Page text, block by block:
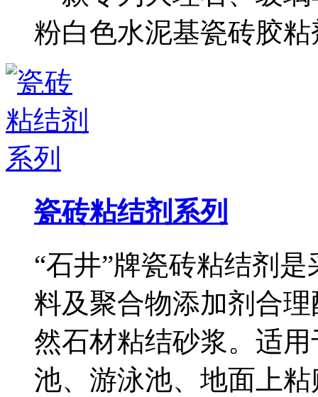
粉白色水泥基瓷砖胶
瓷砖粘结剂系列
“石井”牌瓷砖粘结剂
料及聚合物添加剂合
然石材粘结砂浆。适
池、游泳池、地面上